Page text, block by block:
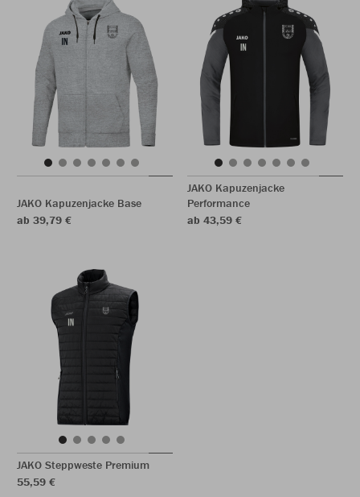
JAKO Kapuzenjacke Base
ab 39,79 €
JAKO Kapuzenjacke
Performance
ab 43,59 €
JAKO Steppweste Premium
55,59 €